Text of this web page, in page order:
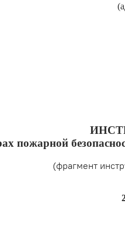
пожарной
(фрагмент